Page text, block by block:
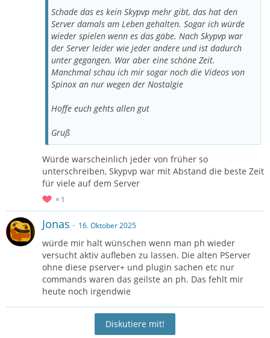
Schade das es kein Skypvp mehr gibt, das hat den
Server damals am Leben gehalten. Sogar ich würde
wieder spielen wenn es das gäbe. Nach Skypvp war
der Server leider wie jeder andere und ist dadurch
unter gegangen. War aber eine schöne Zeit.
Manchmal schau ich mir sogar noch die Videos von
Spinox an nur wegen der Nostalgie
Hoffe euch gehts allen gut
Gruß
Würde warscheinlich jeder von früher so
unterschreiben, Skypvp war mit Abstand die beste Zeit
für viele auf dem Server
1
Jonas 16. Oktober 2025
würde mir halt wünschen wenn man ph wieder
versucht aktiv aufleben zu lassen. Die alten PServer
ohne diese pserver+ und plugin sachen etc nur
commands waren das geilste an ph. Das fehlt mir
heute noch irgendwie
Diskutiere mit!